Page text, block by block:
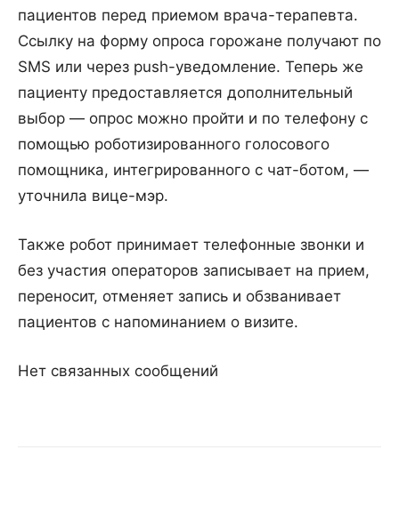
пациентов перед приемом врача-терапевта.
Ссылку на форму опроса горожане получают по
SMS или через push-уведомление. Теперь же
пациенту предоставляется дополнительный
выбор — опрос можно пройти и по телефону с
помощью роботизированного голосового
помощника, интегрированного с чат-ботом, —
уточнила вице-мэр.
Также робот принимает телефонные звонки и
без участия операторов записывает на прием,
переносит, отменяет запись и обзванивает
пациентов с напоминанием о визите.
Нет связанных сообщений